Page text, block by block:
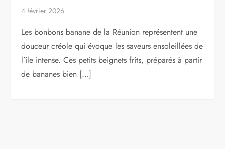
4 février 2026
Les bonbons banane de la Réunion représentent une
douceur créole qui évoque les saveurs ensoleillées de
l’île intense. Ces petits beignets frits, préparés à partir
de bananes bien […]